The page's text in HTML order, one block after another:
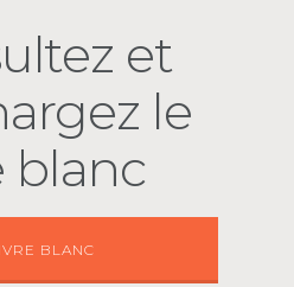
et
le
blanc
BLANC